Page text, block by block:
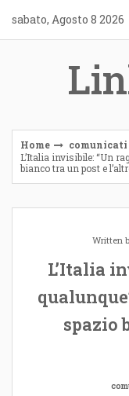
content
sabato, Agosto 8 2026
Home
comunicati
L’Italia invisibile: “Un
bianco tra un post e
Written
L’Italia
spazio